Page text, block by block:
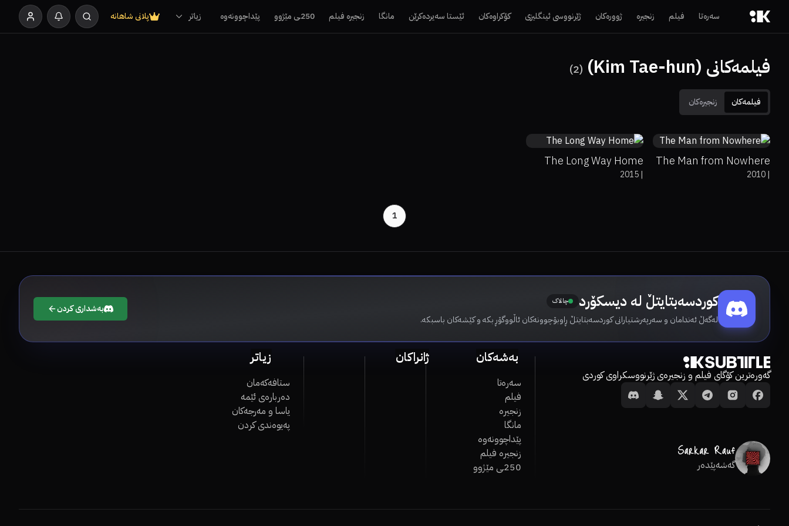
سەرەتا فیلم زنجیرە ژوورەکان ژێرنووسی ئینگلیزی کۆکراوەکان ئێستا سەیردەکرێن مانگا زنجیرە فیلم 250ـی مێژوو پێداچوونەوە زیاتر پلانی شاهانە
فیلمەکانی (Kim Tae-hun) (
2
)
فیلمەکان زنجیرەکان 7.7
100%
The Man from Nowhere
|
2010
The Long Way Home
|
2015
1
کوردسەبتایتڵ لە دیسکۆرد چالاک
لەگەڵ ئەندامان و سەرپەرشتیارانی کوردسەبتایتڵ ڕاوبۆچوونەکان ئاڵووگۆڕ بکە و کێشەکان باسبکە.
بەشداری کردن
گەورەترین کۆگای فیلم و زنجیرەی ژێرنووسکراوی کوردی
گەشەپێدەر
بەشەکان
سەرەتا
فیلم
زنجیرە
مانگا
پێداچوونەوە
زنجیرە فیلم
250ـی مێژوو
ژانراکان زیاتر
ستافەکەمان
دەربارەی ئێمە
یاسا و مەرجەکان
پەیوەندی کردن